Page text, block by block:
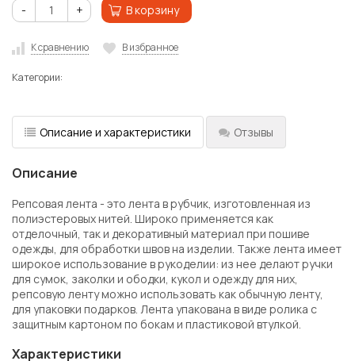
- + В корзину
К сравнению В избранное
Категории:
Описание и характеристики Отзывы
Описание
Репсовая лента - это лента в рубчик, изготовленная из
полиэстеровых нитей. Широко применяется как
отделочный, так и декоративный материал при пошиве
одежды, для обработки швов на изделии. Также лента имеет
широкое использование в рукоделии: из нее делают ручки
для сумок, заколки и ободки, кукол и одежду для них,
репсовую ленту можно использовать как обычную ленту,
для упаковки подарков. Лента упакована в виде ролика с
защитным картоном по бокам и пластиковой втулкой.
Характеристики